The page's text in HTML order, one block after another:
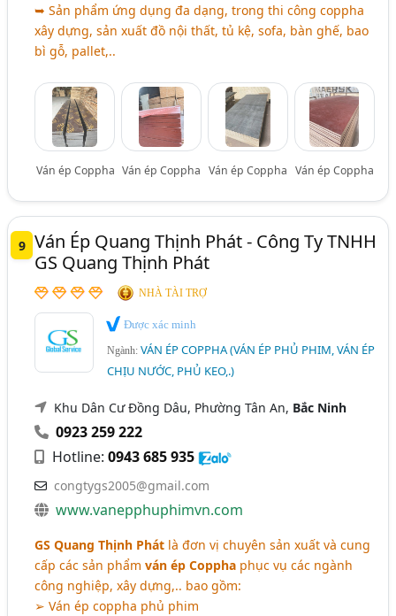
➥ Sản phẩm ứng dụng đa dạng, trong thi công coppha
xây dựng, sản xuất đồ nội thất, tủ kệ, sofa, bàn ghế, bao
bì gỗ, pallet,..
Ván ép Coppha Ván ép Coppha Ván ép Coppha Ván ép Coppha
9 Ván Ép Quang Thịnh Phát - Công Ty TNHH
GS Quang Thịnh Phát
NHÀ TÀI TRỢ
Được xác minh
Ngành:VÁN ÉP COPPHA (VÁN ÉP PHỦ PHIM, VÁN ÉP
CHỊU NƯỚC, PHỦ KEO,.)
Khu Dân Cư Đồng Dâu, Phường Tân An, Bắc Ninh
0923 259 222
Hotline:0943 685 935
congtygs2005@gmail.com
www.vanepphuphimvn.com
GS Quang Thịnh Phát là đơn vị chuyên sản xuất và cung
cấp các sản phẩmván ép Coppha phục vụ các ngành
công nghiệp, xây dựng,.. bao gồm:
➢ Ván ép coppha phủ phim